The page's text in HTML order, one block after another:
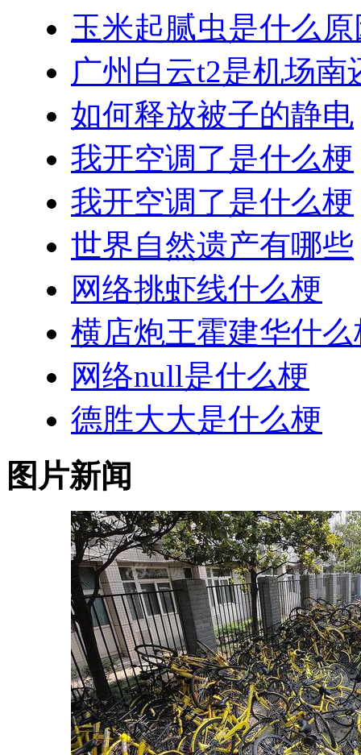
玉米起腻虫是什么原
广州白云t2是机场南
如何释放被子的静电
我开空调了是什么梗
我开空调了是什么梗
世界自然遗产有哪些
网络挑虾线什么梗
横店炮王霍建华什么
网络null是什么梗
德胜大大是什么梗
图片新闻